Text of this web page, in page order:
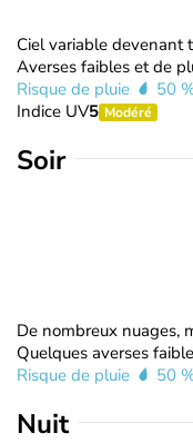
Ciel variable devenant
Averses faibles et de
Risque de pluie
50
Indice UV5 Modéré
Soir
De nombreux nuages,
Quelques averses
Risque de pluie
50
Nuit